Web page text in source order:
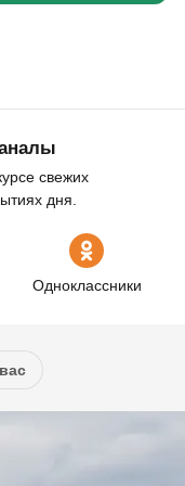
свежих
дня.
Одноклассники